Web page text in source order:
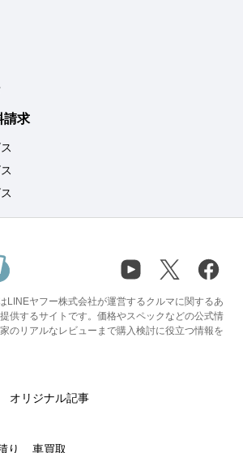
請求
LINEヤフー株式会社が運営するクルマに関するあ
供するサイトです。価格やスペックなどの公式情
のリアルなレビューまで購入検討に役立つ情報を
オリジナル記事
り 車買取